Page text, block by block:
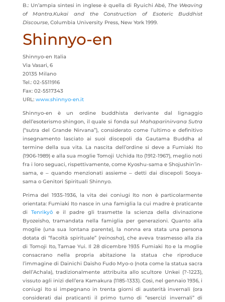
B.: Un’ampia sintesi in inglese è quella di Ryuichi Abé,The Weaving
of Mantra.Kukai and the Construction of Esoteric Buddhist
Discourse, Columbia University Press, New York 1999.
Shinnyo-en
Shinnyo-en Italia
Via Vasari, 6
20135 Milano
Tel.: 02-5511916
Fax: 02-5517343
URL: www.shinnyo-en.it
Shinnyo-en è un ordine buddhista derivante dal lignaggio
dell’esoterismo shingon, il quale si fonda sul Mahaparinirvana Sutra
(“sutra del Grande Nirvana”), considerato come l’ultimo e definitivo
insegnamento lasciato ai suoi discepoli da Gautama Buddha al
termine della sua vita. La nascita dell’ordine si deve a Fumiaki Ito
(1906-1989) e alla sua moglie Tomoji Uchida Ito (1912-1967), meglio noti
fra i loro seguaci, rispettivamente, come Kyoshu-sama e Shojushin’in-
sama, e ‒ quando menzionati assieme ‒ detti dai discepoli Sooya-
sama o Genitori Spirituali Shinnyo.
Prima del 1935-1936, la vita dei coniugi Ito non è particolarmente
orientata: Fumiaki Ito nasce in una famiglia la cui madre è praticante
di Tenrikyôe il padre gli trasmette la scienza della divinazione
Byozeisho, tramandata nella famiglia per generazioni. Quanto alla
moglie (una sua lontana parente), la nonna era stata una persona
dotata di “facoltà spirituale” (reinosha), che aveva trasmesso alla zia
di Tomoji Ito, Tamae Yui. Il 28 dicembre 1935 Fumiaki Ito e la moglie
consacrano nella propria abitazione la statua che riproduce
l’immagine di Dainichi Daisho Fudo Myo-o (nota come la statua sacra
dell’Achala), tradizionalmente attribuita allo scultore Unkei (?-1223),
vissuto agli inizi dell’era Kamakura (1185-1333). Così, nel gennaio 1936, i
coniugi Ito si impegnano in trenta giorni di austerità invernali (ora
considerati dai praticanti il primo turno di “esercizi invernali” di